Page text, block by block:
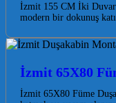
İzmit 155 CM İki Duvar
modern bir dokunuş
İzmit 65X80
İzmit 65X80 Füme